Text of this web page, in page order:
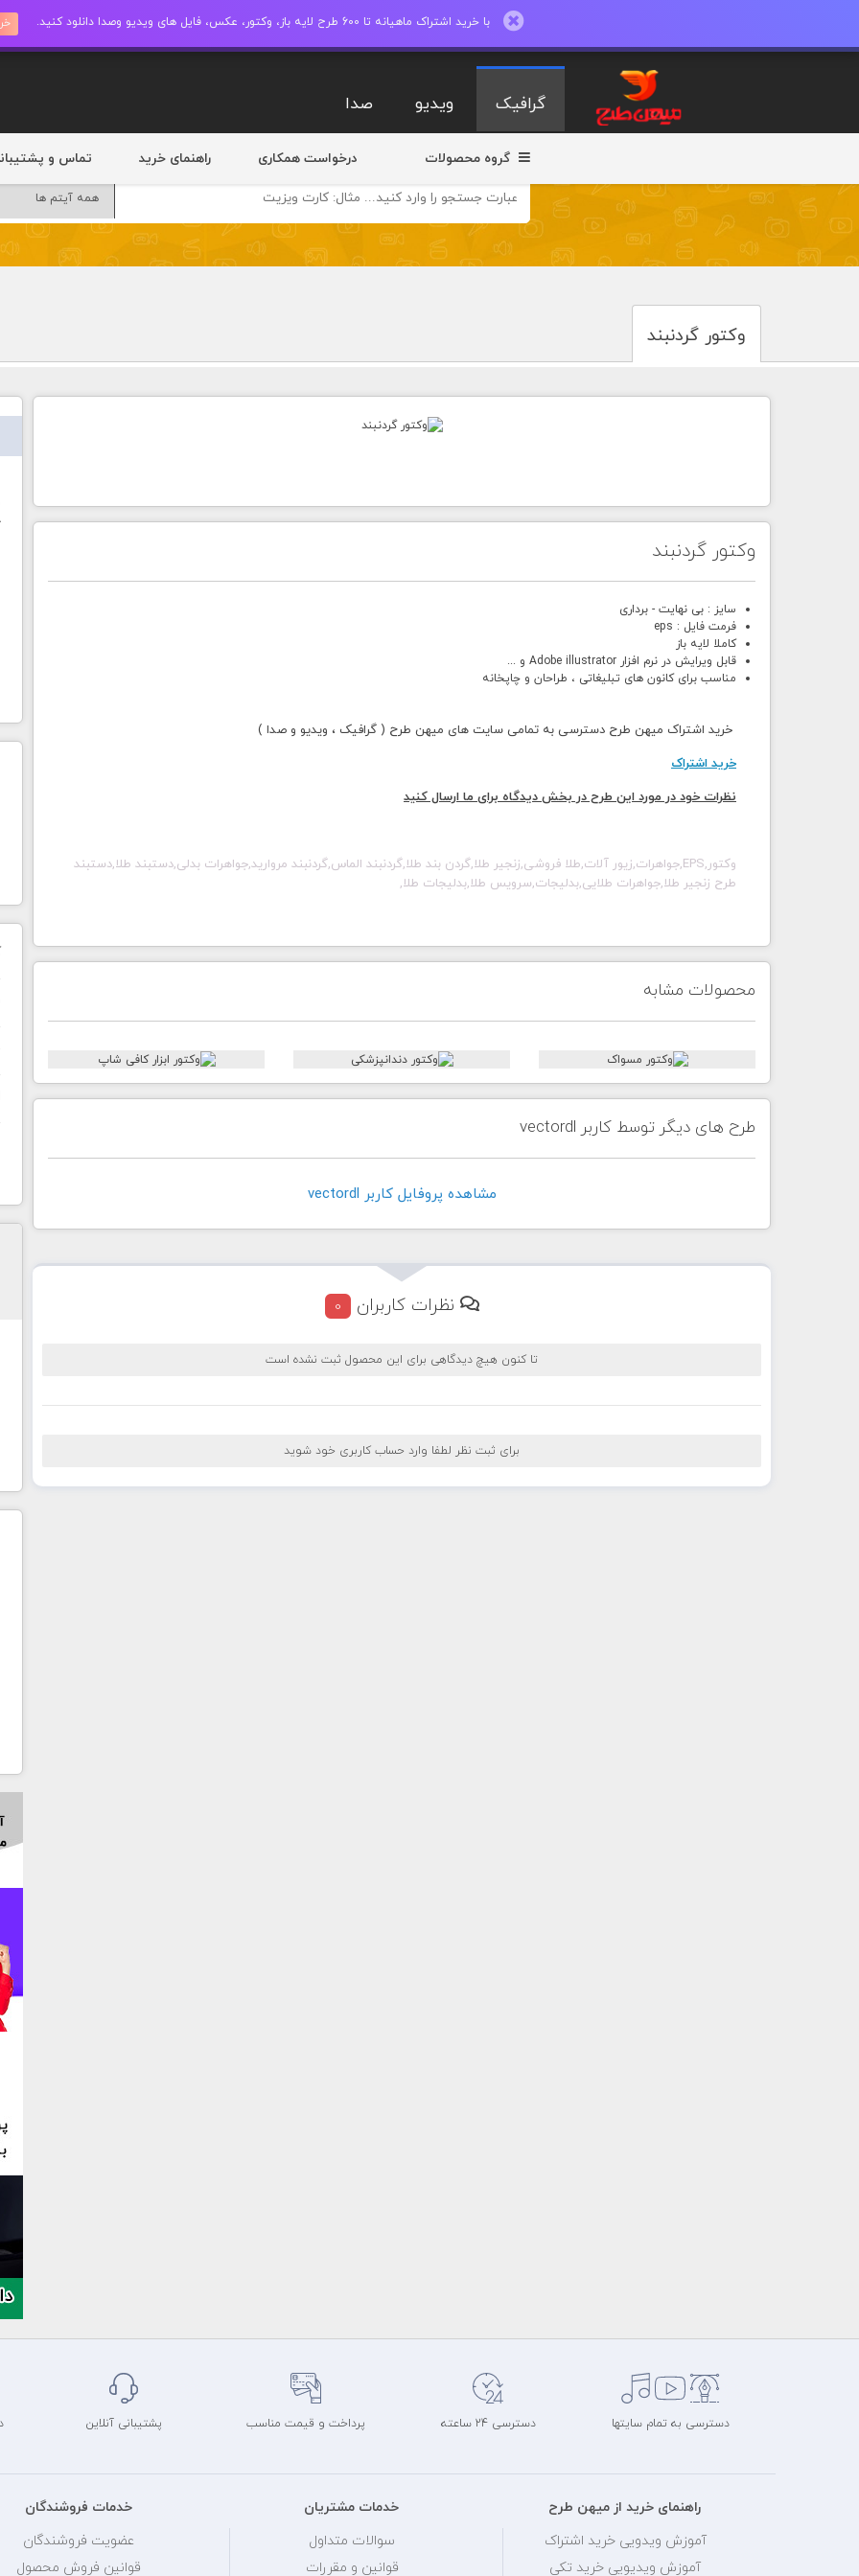
با خرید اشتراک ماهیانه تا 600 طرح لایه باز، وکتور، عکس، فایل های ویدیو وصدا دانلود کنید.
گرافیک ویدیو صدا
گروه محصولات درخواست همکاری راهنمای خرید تماس و
وکتور گردنبند
وکتور گردنبند
سایز : بی نهایت - برداری
فرمت فایل : eps
کاملا لایه باز
قابل ویرایش در نرم افزار Adobe illustrator و ...
مناسب برای کانون های تبلیغاتی ، طراحان و چاپخانه
خرید اشتراک میهن طرح دسترسی به تمامی سایت های میهن طرح ( گرافیک ، ویدیو و صدا )
خرید اشتراک
نظرات خود در مورد این طرح در بخش دیدگاه برای ما ارسال کنید
وکتور,EPS,جواهرات,زیور آلات,
طلا فروشی,زنجیر طلا,گردن بند طلا,گردنبند الماس,گردنبند مروارید,جواهرات بدلی,دستبند طلا,دستبند
طرح زنجیر طلا,جواهرات طلایی,بدلیجات,سرویس طلا,بدلیجات طلا,
محصولات مشابه
طرح های دیگر توسط کاربر vectordl
مشاهده پروفايل کاربر vectordl
نظرات کاربران 0
تا کنون هیچ دیدگاهی برای این محصول ثبت نشده است
برای ثبت نظر لطفا وارد حساب کاربری خود شوید
دسترسی به تمام سایتها دسترسی 24 ساعته پرداخت و قیمت مناسب پشتیبانی آنلاین
راهنمای خرید از میهن طرح
آموزش ویدویی خرید اشتراک
آموزش ویدیویی خرید تکی
خدمات مشتریان
سوالات متداول
قوانین و مقررات
خدمات فروشندگان
عضویت فروشندگان
قوانین فروش محصول